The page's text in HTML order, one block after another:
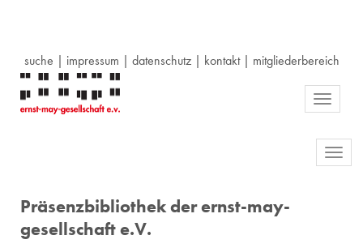
suche | impressum | datenschutz| kontakt| mitgliederbereich
Toggle
Präsenzbibliothek der ernst-may-
gesellschaft e.V.